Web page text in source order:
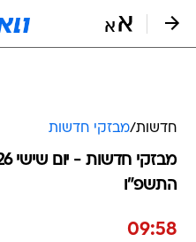
חדשות/מבזקי חדשות
התשפ"ו
09:58